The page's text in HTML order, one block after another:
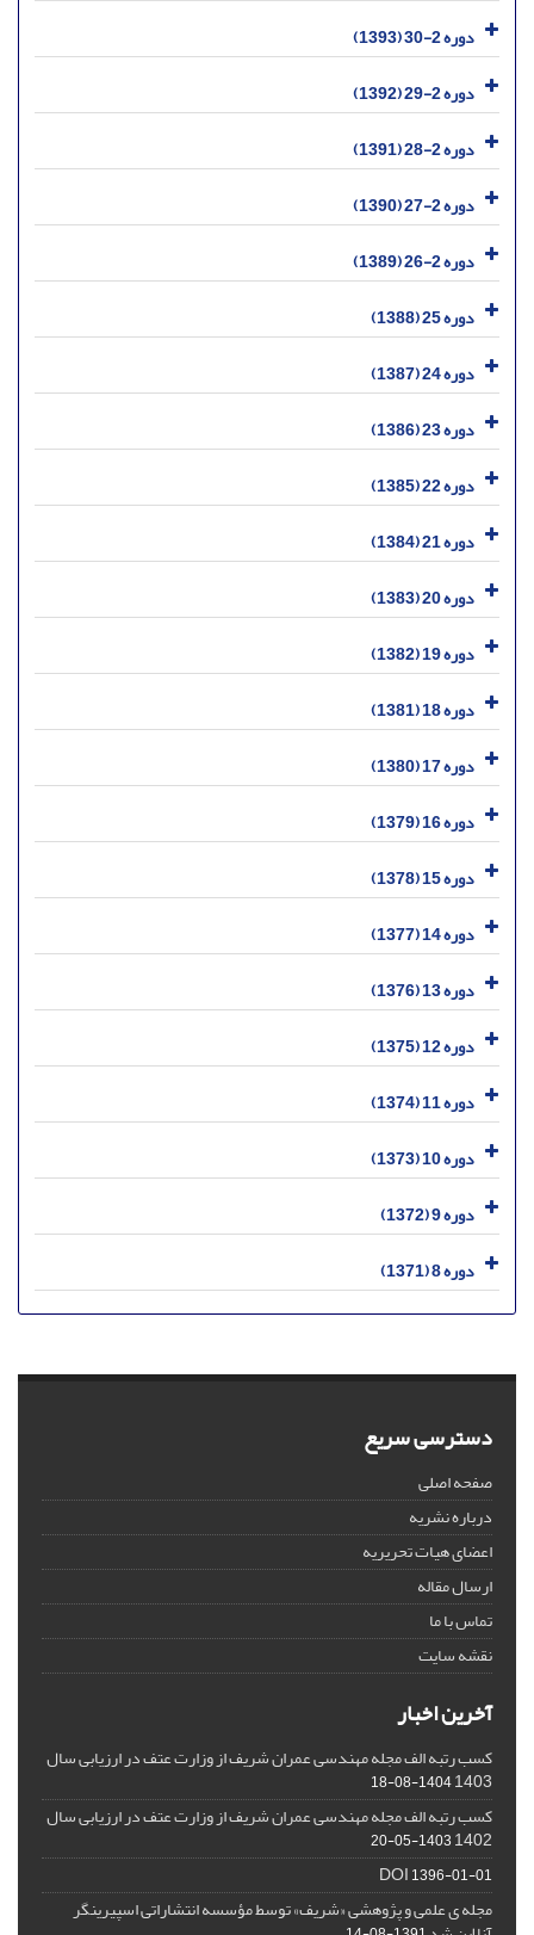
دوره 2-30 (1393)
دوره 2-29 (1392)
دوره 2-28 (1391)
دوره 2-27 (1390)
دوره 2-26 (1389)
دوره 25 (1388)
دوره 24 (1387)
دوره 23 (1386)
دوره 22 (1385)
دوره 21 (1384)
دوره 20 (1383)
دوره 19 (1382)
دوره 18 (1381)
دوره 17 (1380)
دوره 16 (1379)
دوره 15 (1378)
دوره 14 (1377)
دوره 13 (1376)
دوره 12 (1375)
دوره 11 (1374)
دوره 10 (1373)
دوره 9 (1372)
دوره 8 (1371)
دسترسی سریع
صفحه اصلی
درباره نشریه
اعضای هیات تحریریه
ارسال مقاله
تماس با ما
نقشه سایت
آخرین اخبار
کسب رتبه الف مجله مهندسی عمران شریف از وزارت عتف در ارزیابی سال
1403
1404-08-18
کسب رتبه الف مجله مهندسی عمران شریف از وزارت عتف در ارزیابی سال
1402
1403-05-20
DOI1396-01-01
مجله ی علمی و پژوهشی «شریف» توسط مؤسسه انتشاراتی اسپیرینگر